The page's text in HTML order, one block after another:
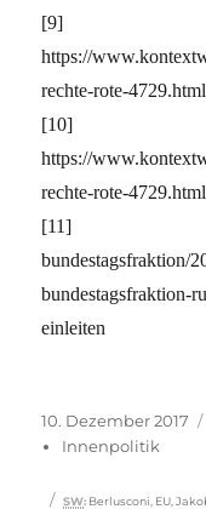
[9]
https://
rechte-rote-4729.html
[10]
https://
rechte-rote-4729.html
[11]
bundestagsfraktion/
bundestagsfraktion-
einleiten
Veröffentlicht
am
10. Dezember 2017
Innenpolitik
Schlagwörter
SW: Berlusconi EU ,